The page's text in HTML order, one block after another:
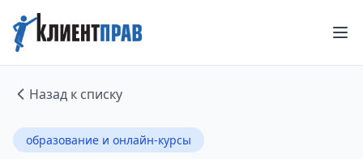
Назад к списку
образование и онлайн-курсы